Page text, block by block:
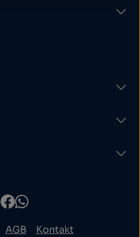
AGB Kontakt